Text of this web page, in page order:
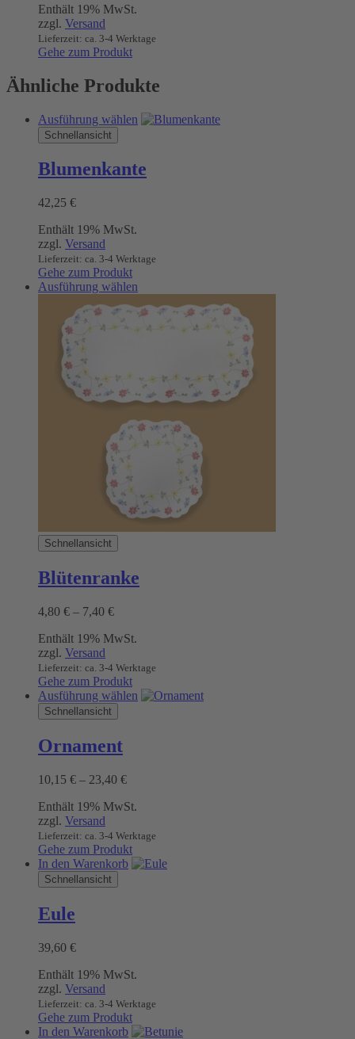
der
werden
bis
Enthält 19% MwSt.
zzgl. Versand
Lieferzeit: ca. 3-4 Werktage
Gehe zum Produkt
Ähnliche Produkte
Ausführung wählen Dieses
Varianten
der
werden
Schnellansicht
Blumenkante
42,25 €
Enthält 19% MwSt.
zzgl. Versand
Lieferzeit: ca. 3-4 Werktage
Gehe zum Produkt
Ausführung wählen
weist
mehrere
Optionen
können
der
Produktseite
Schnellansicht
Blütenranke
4,80 € – 7,40 €Preisspanne:
bis
Enthält 19% MwSt.
zzgl. Versand
Lieferzeit: ca. 3-4 Werktage
Gehe zum Produkt
Ausführung wählen Dieses
der
gewählt
Schnellansicht
Ornament
10,15 € – 23,40 €Preisspanne:
bis
Enthält 19% MwSt.
zzgl. Versand
Lieferzeit: ca. 3-4 Werktage
Gehe zum Produkt
In den Warenkorb
Schnellansicht
Eule
39,60 €
Enthält 19% MwSt.
zzgl. Versand
Lieferzeit: ca. 3-4 Werktage
Gehe zum Produkt
In den Warenkorb